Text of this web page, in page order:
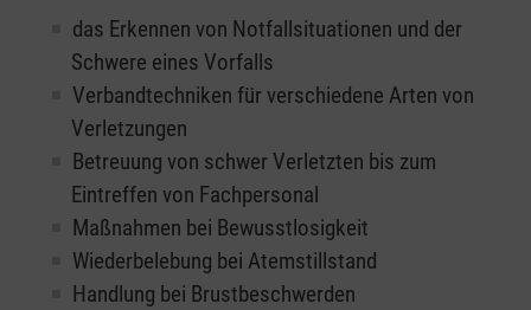
das Erkennen von Notfallsituationen und der
Schwere eines Vorfalls
Verbandtechniken für verschiedene Arten von
Verletzungen
Betreuung von schwer Verletzten bis zum
Eintreffen von Fachpersonal
Maßnahmen bei Bewusstlosigkeit
Wiederbelebung bei Atemstillstand
Handlung bei Brustbeschwerden